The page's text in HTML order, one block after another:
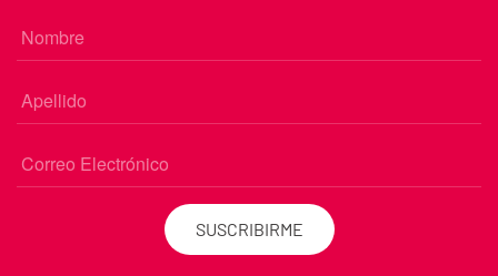
SUSCRIBIRME